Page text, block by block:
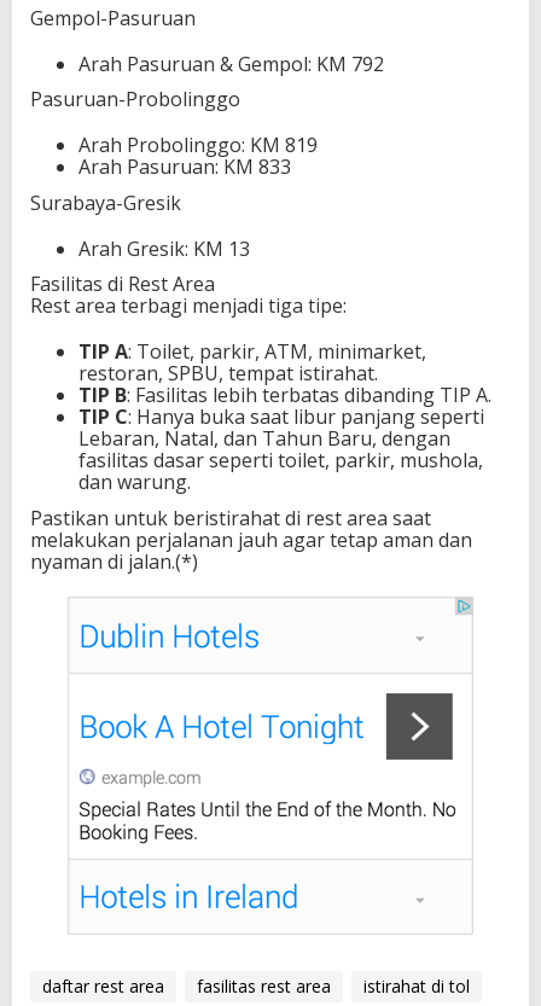
Gempol-Pasuruan
Arah Pasuruan & Gempol: KM 792
Pasuruan-Probolinggo
Arah Probolinggo: KM 819
Arah Pasuruan: KM 833
Surabaya-Gresik
Arah Gresik: KM 13
Fasilitas di Rest Area
Rest area terbagi menjadi tiga tipe:
TIP A: Toilet, parkir, ATM, minimarket,
restoran, SPBU, tempat istirahat.
TIP B: Fasilitas lebih terbatas dibanding TIP A.
TIP C: Hanya buka saat libur panjang seperti
Lebaran, Natal, dan Tahun Baru, dengan
fasilitas dasar seperti toilet, parkir, mushola,
dan warung.
Pastikan untuk beristirahat di rest area saat
melakukan perjalanan jauh agar tetap aman dan
nyaman di jalan.(*)
daftar rest area fasilitas rest area
istirahat di tol